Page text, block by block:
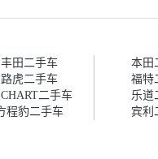
帮我谈价。自营
后是通过花一块
式，便宜了800块
丰田二手车
本田
路虎二手车
福特
二手车
乐道
程豹二手车 宾利